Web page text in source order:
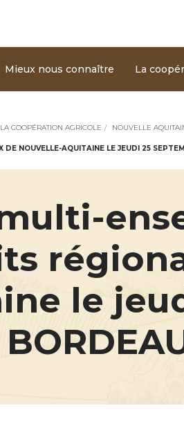
Mieux nous connaître La
COOPÉRATION AGRICOLE NOUVELLE
DE NOUVELLE-AQUITAINE LE JEUDI 25
le